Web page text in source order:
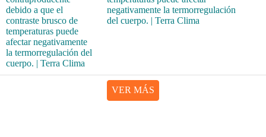
negativamente la termorregulación
del cuerpo. | Terra Clima
VER MÁS